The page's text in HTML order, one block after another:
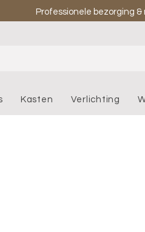
Professionele bezorging
Kasten Verlichting